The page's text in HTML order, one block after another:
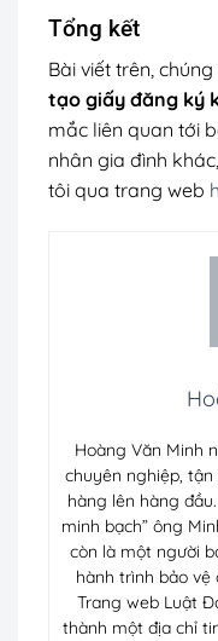
Tổng kết
Bài viết trên,
tạo giấy đăng ký
mắc liên quan tới
nhân gia đình
tôi qua trang web
Hoàng Văn Minh
chuyên nghiệp,
hàng lên hàng
minh bạch” ông
còn là một người
hành trình bảo vệ
Trang web Luật
thành một địa chỉ